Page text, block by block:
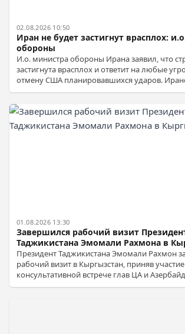
02.08.2026 10:50
Иран не будет застигнут врасплох:
обороны
И.о. министра обороны Ирана заявил, что
застигнута врасплох и ответит на любые
отмену США планировавшихся ударов.
подчеркивают готовность защищать
01.08.2026 13:30
Завершился рабочий визит
Таджикистана Эмомали Рахмона в
Президент Таджикистана Эмомали Рахмон
рабочий визит в Кыргызстан, приняв
консультативной встрече глав ЦА и
F1H2O на Иссык-Куле.